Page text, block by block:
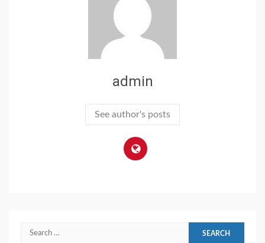
admin
See author's posts
Search